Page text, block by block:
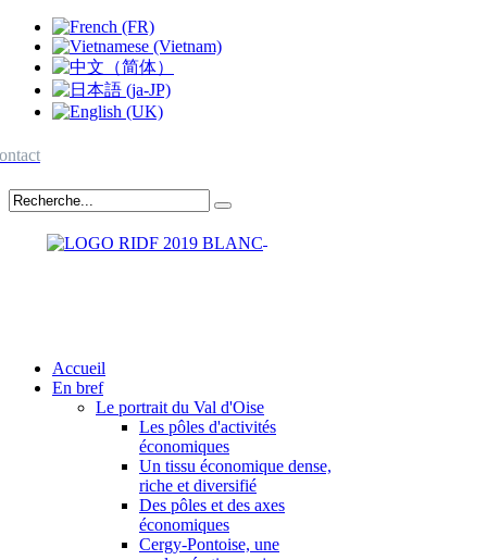
Accueil
En bref
Le portrait du Val d'Oise
Les pôles d'activités
économiques
Un tissu économique dense,
riche et diversifié
Des pôles et des axes
économiques
Cergy-Pontoise, une